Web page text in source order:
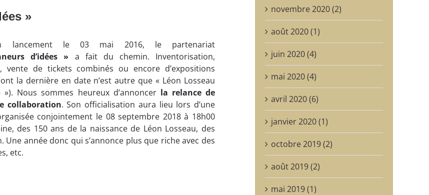
»
lancement le 03 mai 2016, le partenariat
d’idées » a fait du chemin. Inventorisation,
vente de tickets combinés ou encore d’expositions
la dernière en date n’est autre que « Léon Losseau
»). Nous sommes heureux d’annoncer la relance de
collaboration. Son officialisation aura lieu lors d’une
conjointement le 08 septembre 2018 à 18h00
des 150 ans de la naissance de Léon Losseau, des
année donc qui s’annonce plus que riche avec des
etc.
novembre 2020 (2)
août 2020 (1)
juin 2020 (4)
mai 2020 (4)
avril 2020 (6)
janvier 2020 (1)
octobre 2019 (2)
août 2019 (2)
mai 2019 (1)